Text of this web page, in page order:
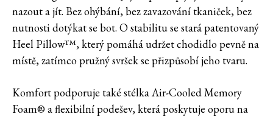
nazout a jít. Bez ohýbání, bez zavazování tkaniček, bez
nutnosti dotýkat se bot. O stabilitu se stará patentovaný
Heel Pillow™, který pomáhá udržet chodidlo pevně na
místě, zatímco pružný svršek se přizpůsobí jeho tvaru.
Komfort podporuje také stélka Air-Cooled Memory
Foam® a flexibilní podešev, která poskytuje oporu na